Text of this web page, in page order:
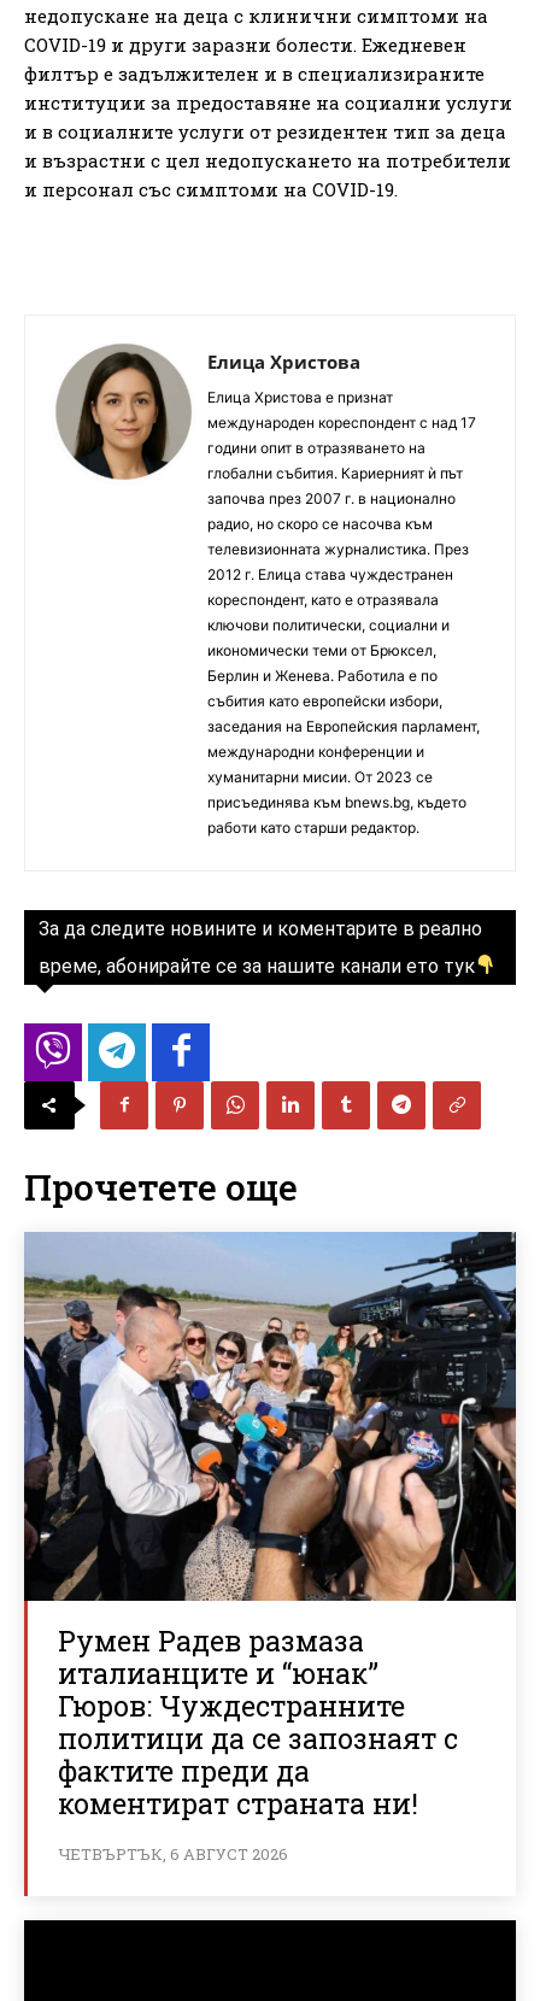
недопускане на деца с клинични симптоми на
COVID-19 и други заразни болести. Ежедневен
филтър е задължителен и в специализираните
институции за предоставяне на социални услуги
и в социалните услуги от резидентен тип за деца
и възрастни с цел недопускането на потребители
и персонал със симптоми на COVID-19.
Елица Христова
Елица Христова е признат
международен кореспондент с над 17
години опит в отразяването на
глобални събития. Кариерният ѝ път
започва през 2007 г. в национално
радио, но скоро се насочва към
телевизионната журналистика. През
2012 г. Елица става чуждестранен
кореспондент, като е отразявала
ключови политически, социални и
икономически теми от Брюксел,
Берлин и Женева. Работила е по
събития като европейски избори,
заседания на Европейския парламент,
международни конференции и
хуманитарни мисии. От 2023 се
присъединява към bnews.bg, където
работи като старши редактор.
За да следите новините и коментарите в реално
време, абонирайте се за нашите канали ето тук
Прочетете още
Румен Радев размаза
италианците и “юнак”
Гюров: Чуждестранните
политици да се запознаят с
фактите преди да
коментират страната ни!
ЧЕТВЪРТЪК, 6 АВГУСТ 2026